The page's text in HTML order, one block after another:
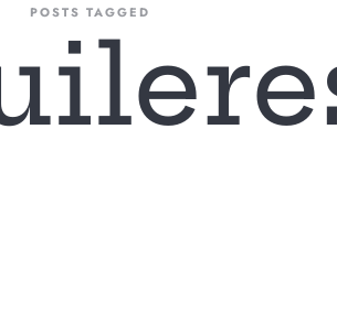
POSTS TAGGED